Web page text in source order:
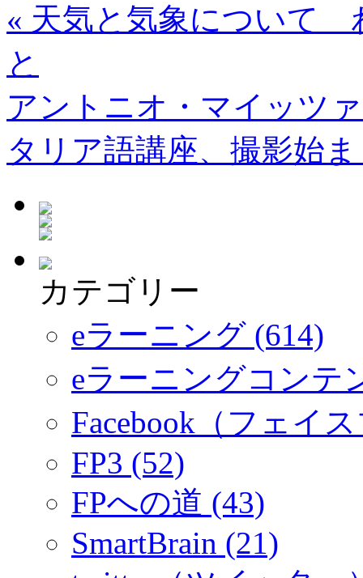
« 天気と気象について
と
アントニオ・マイッツ
タリア語講座、撮影始
カテゴリー
eラーニング (614)
eラーニングコンテ
Facebook（フェイ
FP3 (52)
FPへの道 (43)
SmartBrain (21)